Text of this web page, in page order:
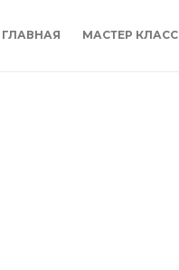
ГЛАВНАЯ МАСТЕР КЛАСС